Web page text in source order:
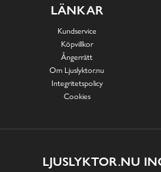
LÄNKAR
Kundservice
Köpvillkor
Ångerrätt
Om Ljuslyktor.nu
Integritetspolicy
Cookies
LJUSLYKTOR.NU